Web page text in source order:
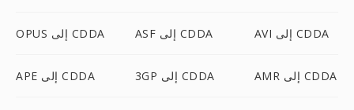
OPUS إلى CDDA ASF إلى CDDA AVI إلى CDDA
APE إلى CDDA 3GP إلى CDDA AMR إلى CDDA